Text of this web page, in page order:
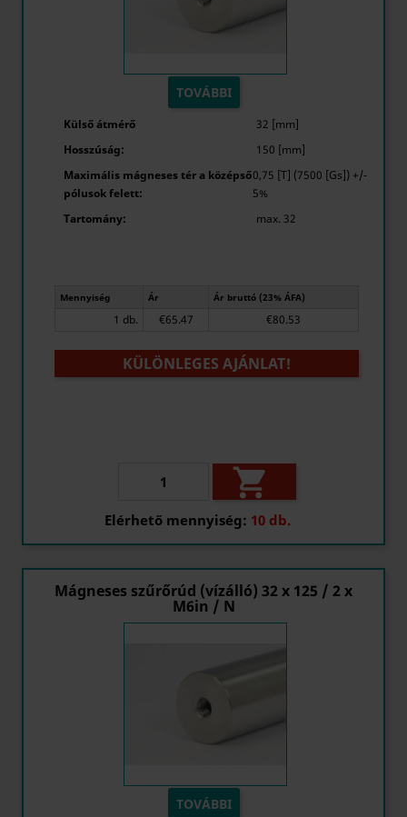
TOVÁBBI
Külső átmérő
32 [mm]
Hosszúság:
150 [mm]
Maximális mágneses tér a középső
pólusok felett:
0,75 [T] (7500 [Gs]) +/-
5%
Tartomány:
max. 32
Mennyiség Ár Ár bruttó (23% ÁFA)
1 db. €65.47 €80.53
KÜLÖNLEGES AJÁNLAT!

Elérhető mennyiség: 10 db.
Mágneses szűrőrúd (vízálló) 32 x 125 / 2 x
M6in / N
TOVÁBBI